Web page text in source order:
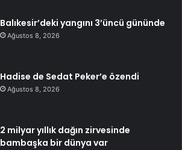
Balıkesir’deki yangını 3’üncü gününde
Ağustos 8, 2026
Hadise de Sedat Peker’e özendi
Ağustos 8, 2026
2 milyar yıllık dağın zirvesinde
bambaşka bir dünya var